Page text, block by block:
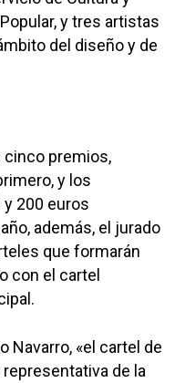
y tres artistas
del diseño y de
cinco premios,
y los
200 euros
además, el jurado
que formarán
con el cartel
Navarro, «el cartel de
de la